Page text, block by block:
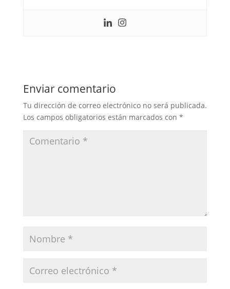
Enviar comentario
Tu dirección de correo electrónico no será publicada.
Los campos obligatorios están marcados con *